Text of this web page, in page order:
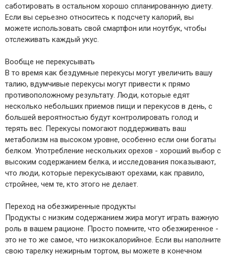
саботировать в остальном хорошо спланированную диету.
Если вы серьезно относитесь к подсчету калорий, вы
можете использовать свой смартфон или ноутбук, чтобы
отслеживать каждый укус.
Вообще не перекусывать
В то время как бездумные перекусы могут увеличить вашу
талию, вдумчивые перекусы могут привести к прямо
противоположному результату. Люди, которые едят
несколько небольших приемов пищи и перекусов в день, с
большей вероятностью будут контролировать голод и
терять вес. Перекусы помогают поддерживать ваш
метаболизм на высоком уровне, особенно если они богаты
белком. Употребление нескольких орехов - хороший выбор с
высоким содержанием белка, и исследования показывают,
что люди, которые перекусывают орехами, как правило,
стройнее, чем те, кто этого не делает.
Переход на обезжиренные продукты
Продукты с низким содержанием жира могут играть важную
роль в вашем рационе. Просто помните, что обезжиренное -
это не то же самое, что низкокалорийное. Если вы наполните
свою тарелку нежирным тортом, вы можете в конечном